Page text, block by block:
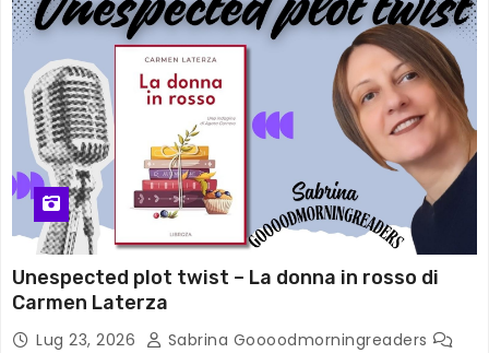
Unespected plot twist – La donna in rosso di
Carmen Laterza
Lug 23, 2026
Sabrina Goooodmorningreaders